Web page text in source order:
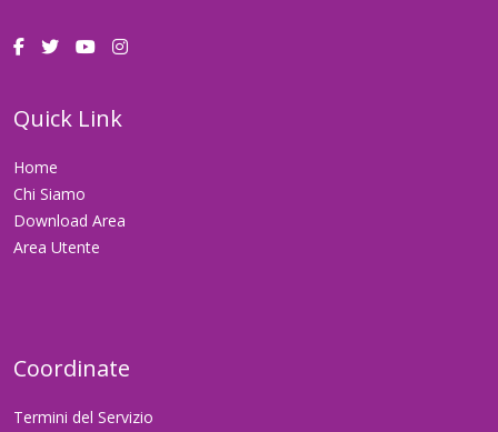
Quick Link
Home
Chi Siamo
Download Area
Area Utente
Coordinate
Termini del Servizio